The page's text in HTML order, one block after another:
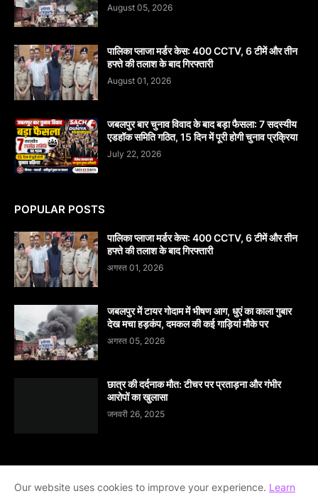
August 05, 2026
पालिका प्लाजा मर्डर केस: 400 CCTV, 6 टीमें और तीन
हफ्ते की तलाश के बाद गिरफ्तारी
August 01, 2026
जबलपुर बार चुनाव विवाद के बाद बड़ा फैसला: 7 सदस्यीय
एडहॉक समिति गठित, 15 दिन में पूरी होगी चुनाव प्रक्रिया
July 22, 2026
POPULAR POSTS
पालिका प्लाजा मर्डर केस: 400 CCTV, 6 टीमें और तीन
हफ्ते की तलाश के बाद गिरफ्तारी
अगस्त 01, 2026
जबलपुर में टायर गोदाम में भीषण आग, धुएं का काला गुबार
देख मचा हड़कंप, दमकल की कई गाड़ियां मौके पर
अगस्त 05, 2026
छात्र की दर्दनाक मौत: टीचर पर प्रताड़ना और गंभीर
आरोपों का खुलासा
जनवरी 26, 2025
Home About Us Contact Us
Our website uses cookies to improve your experience. Learn